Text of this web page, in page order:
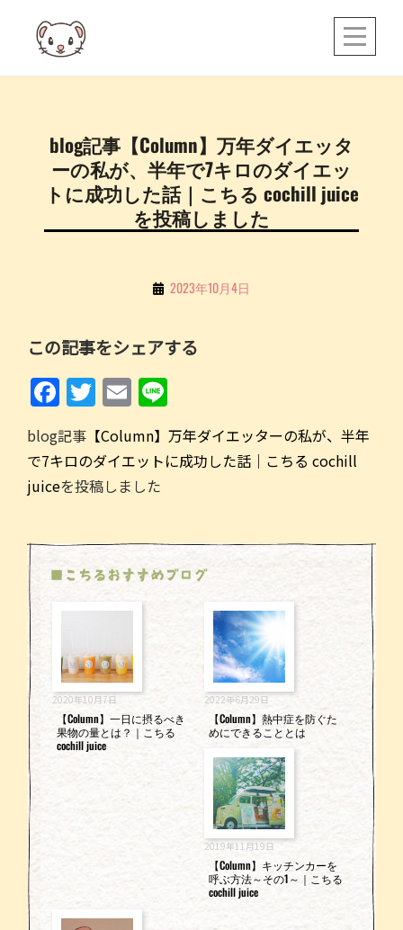
content
blog記事【Column】万年ダイエッタ
ーの私が、半年で7キロのダイエッ
トに成功した話｜こちる cochill juice
を投稿しました
By
る
2023年10月4日
この記事をシェアする
F
a
c
e
o
o
k
T
w
itt
er
E
m
ai
l
n
e
blog記事 【Column】万年ダイエッターの私が、半年
で7キロのダイエットに成功した話｜こちる cochill
juiceを投稿しました
■こちるおすすめブログ
2020年10月7日
【Column】一日に摂るべき
果物の量とは？｜こちる
cochill juice
2022年6月29日
【Column】熱中症を防ぐた
めにできることとは
2019年11月19日
【Column】キッチンカーを
呼ぶ方法～その1～｜こちる
cochill juice
投
稿
ゲ
ン